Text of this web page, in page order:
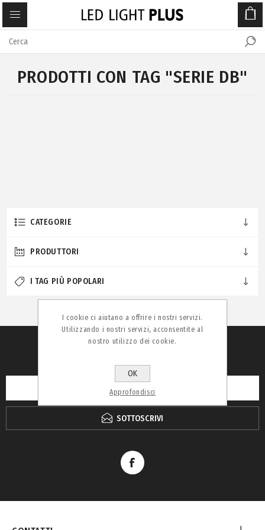
PRODOTTI CON TAG "SERIE DB"
CATEGORIE
PRODUTTORI
I TAG PIÙ POPOLARI
SOTTOSCRIVI
I cookie ci aiutano a offrire i nostri servizi.
Utilizzando i nostri servizi, acconsentite al
nostro utilizzo dei cookie.
OK
Approfondisci